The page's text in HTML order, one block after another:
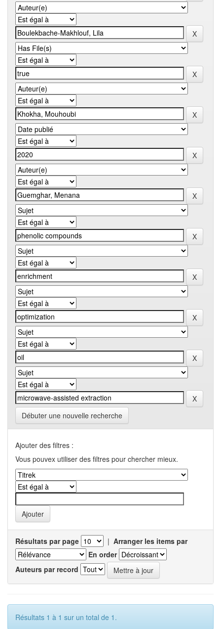
Débuter une nouvelle recherche
Ajouter des filtres :
Vous pouvex utiliser des filtres pour chercher mieux.
Résultats par page | Arranger les items par
En order
Auteurs par record
Résultats 1 à 1 sur un total de 1.